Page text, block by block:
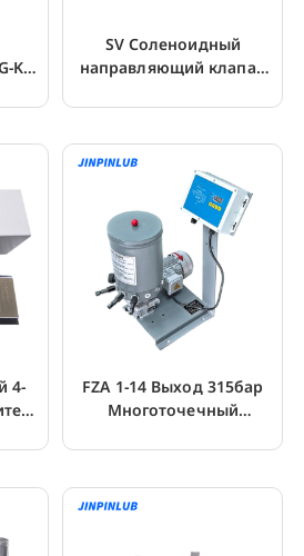
KR
SV Соленоидный
направляющий клапан
смазочного насоса
4-
FZA 1-14 Выход 315бар
Многоточечный
смазочный насос